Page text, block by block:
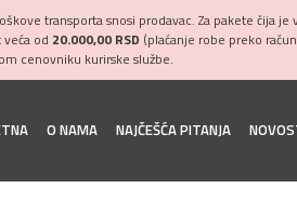
transporta snosi prodavac. Za pakete čija
od 20.000,00 RSD (plaćanje robe preko
cenovniku kurirske službe.
O NAMA NAJČEŠĆA PITANJA